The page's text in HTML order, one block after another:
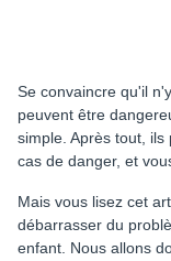
Se convaincre qu'il
peuvent être
simple. Après tout,
cas de danger, et
Mais vous lisez cet
débarrasser du
enfant. Nous allons